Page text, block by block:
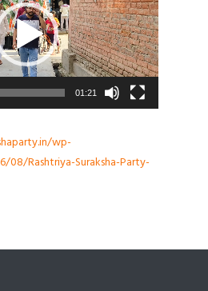
01:21
wp-
Rashtriya-Suraksha-Party-